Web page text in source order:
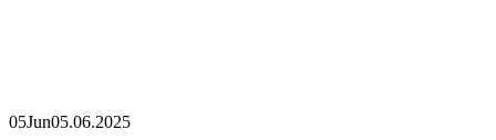
05Jun05.06.2025